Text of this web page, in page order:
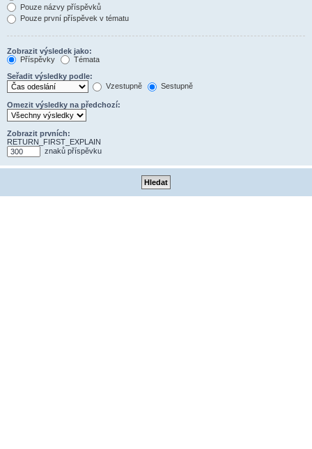
Pouze názvy příspěvků
Pouze první příspěvek v tématu
Zobrazit výsledek jako:
Příspěvky
Témata
Seřadit výsledky podle:
Vzestupně
Sestupně
Omezit výsledky na předchozí:
Zobrazit prvních:
RETURN_FIRST_EXPLAIN
znaků příspěvku